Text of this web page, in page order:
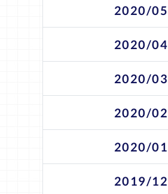
2020/05
2020/04
2020/03
2020/02
2020/01
2019/12